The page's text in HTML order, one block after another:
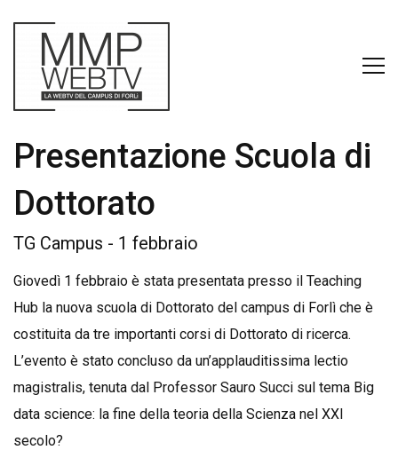
Presentazione Scuola di
Dottorato
TG Campus - 1 febbraio
Giovedì 1 febbraio è stata presentata presso il Teaching
Hub la nuova scuola di Dottorato del campus di Forlì che è
costituita da tre importanti corsi di Dottorato di ricerca.
L’evento è stato concluso da un’applauditissima lectio
magistralis, tenuta dal Professor Sauro Succi sul tema Big
data science: la fine della teoria della Scienza nel XXI
secolo?